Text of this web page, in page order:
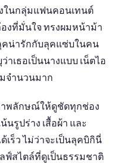
ในกลุ่มแฟนคอนเทนต์
งที่มั่นใจ ทรงผมหน้าม้า
คน่ารักกับลุคแซ่บในคน
เธอเป็นนางแบบ เน็ตไอ
จำนวนมาก
าพลักษณ์ให้ดูชัดทุกช่อง
รูปร่าง เสื้อผ้า และ
ร็ว ไม่ว่าจะเป็นลุคบิกินี่
ฟ์สไตล์ที่ดูเป็นธรรมชาติ